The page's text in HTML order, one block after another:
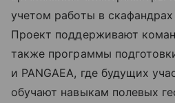
учетом работы в
Проект поддерживают
также программы
и PANGAEA, где будущих
обучают навыкам полевых